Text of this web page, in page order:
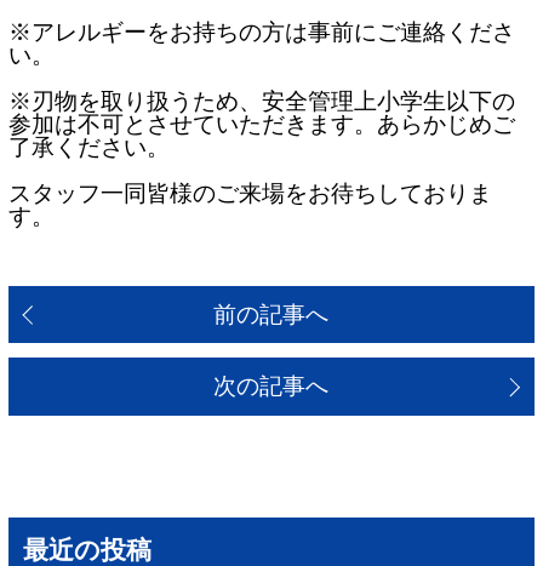
※アレルギーをお持ちの方は事前にご連絡くださ
い。
※刃物を取り扱うため、安全管理上小学生以下の
参加は不可とさせていただきます。あらかじめご
了承ください。
スタッフ一同皆様のご来場をお待ちしておりま
す。
前の記事へ
次の記事へ
最近の投稿